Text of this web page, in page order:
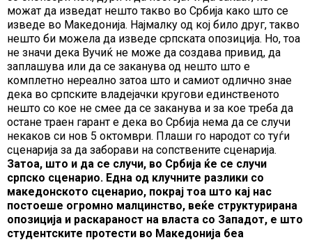
можат да изведат нешто такво во Србија како што се
изведе во Македонија. Најмалку од кој било друг, такво
нешто би можела да изведе српската опозиција. Но, тоа
не значи дека Вучиќ не може да создава привид, да
заплашува или да се заканува од нешто што е
комплетно нереално затоа што и самиот одлично знае
дека во српските владејачки кругови единственото
нешто со кое не смее да се заканува и за кое треба да
остане траен гарант е дека во Србија нема да се случи
некаков си нов 5 октомври. Плаши го народот со туѓи
сценарија за да заборави на сопствените сценарија.
Затоа, што и да се случи, во Србија ќе се случи
српско сценарио. Една од клучните разлики со
македонското сценарио, покрај тоа што кај нас
постоеше огромно малцинство, веќе структурирана
опозиција и раскараност на власта со Западот, е што
студентските протести во Македонија беа